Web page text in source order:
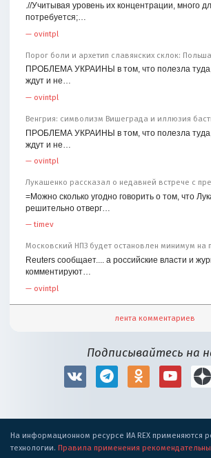
.//Учитывая уровень их концентрации, много
потребуется;…
— ovintpl
Порог боли и архетип славянских склок:
ПРОБЛЕМА УКРАИНЫ в том, что полезла туда,
ждут и не…
— ovintpl
Венгрия: символизм Вишеграда и иллюзия
ПРОБЛЕМА УКРАИНЫ в том, что полезла туда,
ждут и не…
— ovintpl
Лукашенко рассказал о недавней встрече с
=Можно сколько угодно говорить о том, что
решительно отверг…
—timev
Московский НПЗ будет остановлен минимум на
Reuters сообщает.... а российские власти и
комментируют…
— ovintpl
лента комментариев
Подписывайтесь на
На информационном ресурсе ИА REX применяются
технологии. Правила применения